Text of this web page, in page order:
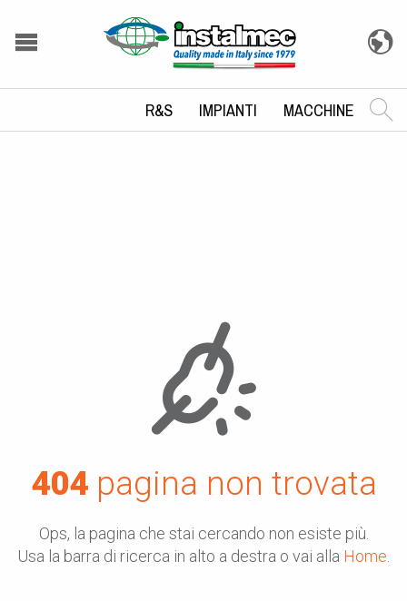
R&S IMPIANTI MACCHINE
404pagina non trovata
Ops, la pagina che stai cercando non esiste più.
Usa la barra di ricerca in alto a destra o vai alla Home